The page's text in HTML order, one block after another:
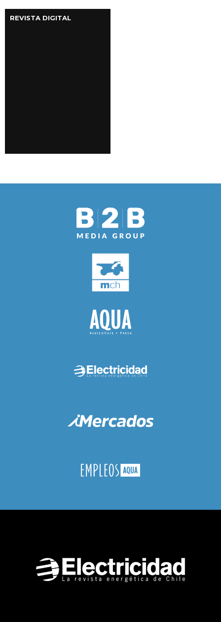
REVISTA DIGITAL